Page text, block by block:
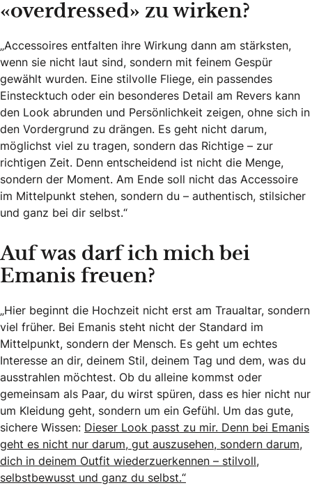
«overdressed» zu wirken?
„Accessoires entfalten ihre Wirkung dann am stärksten,
wenn sie nicht laut sind, sondern mit feinem Gespür
gewählt wurden. Eine stilvolle Fliege, ein passendes
Einstecktuch oder ein besonderes Detail am Revers kann
den Look abrunden und Persönlichkeit zeigen, ohne sich in
den Vordergrund zu drängen. Es geht nicht darum,
möglichst viel zu tragen, sondern das Richtige – zur
richtigen Zeit. Denn entscheidend ist nicht die Menge,
sondern der Moment. Am Ende soll nicht das Accessoire
im Mittelpunkt stehen, sondern du – authentisch, stilsicher
und ganz bei dir selbst.“
Auf was darf ich mich bei
Emanis freuen?
„Hier beginnt die Hochzeit nicht erst am Traualtar, sondern
viel früher. Bei Emanis steht nicht der Standard im
Mittelpunkt, sondern der Mensch. Es geht um echtes
Interesse an dir, deinem Stil, deinem Tag und dem, was du
ausstrahlen möchtest. Ob du alleine kommst oder
gemeinsam als Paar, du wirst spüren, dass es hier nicht nur
um Kleidung geht, sondern um ein Gefühl. Um das gute,
sichere Wissen: Dieser Look passt zu mir. Denn bei Emanis
geht es nicht nur darum, gut auszusehen, sondern darum,
dich in deinem Outfit wiederzuerkennen – stilvoll,
selbstbewusst und ganz du selbst.“